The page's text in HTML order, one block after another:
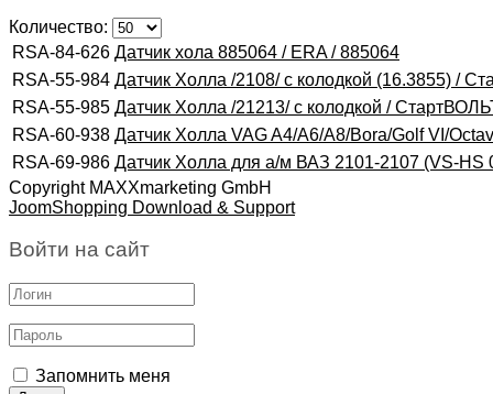
Количество:
RSA-84-626 Датчик хола 885064 / ERA / 885064
RSA-55-984 Датчик Холла /2108/ с колодкой (16.3855) /
RSA-55-985 Датчик Холла /21213/ с колодкой /
RSA-60-938 Датчик Холла VAG A4/A6/A8/Bora/Golf VI/
RSA-69-986 Датчик Холла для а/м ВАЗ 2101-2107 (VS-HS
Copyright MAXXmarketing GmbH
JoomShopping Download & Support
Войти на сайт
Запомнить меня